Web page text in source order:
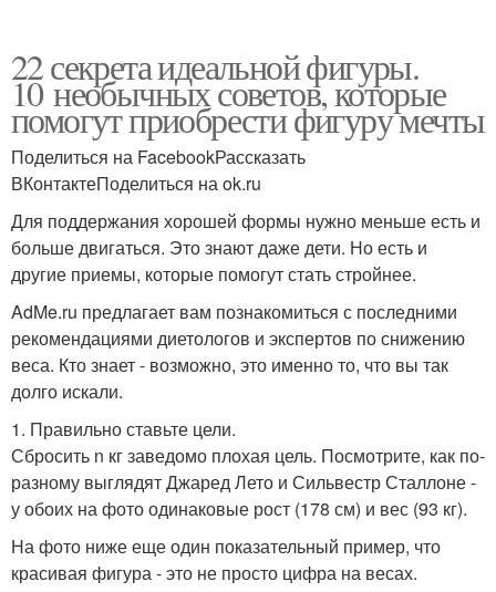
22 секрета идеальной фигуры.
10 необычных советов, которые
помогут приобрести фигуру мечты
Поделиться на FacebookРассказать
ВКонтактеПоделиться на ok.ru
Для поддержания хорошей формы нужно меньше есть и
больше двигаться. Это знают даже дети. Но есть и
другие приемы, которые помогут стать стройнее.
AdMe.ru предлагает вам познакомиться с последними
рекомендациями диетологов и экспертов по снижению
веса. Кто знает - возможно, это именно то, что вы так
долго искали.
1. Правильно ставьте цели.
Сбросить n кг заведомо плохая цель. Посмотрите, как по-
разному выглядят Джаред Лето и Сильвестр Сталлоне -
у обоих на фото одинаковые рост (178 см) и вес (93 кг).
На фото ниже еще один показательный пример, что
красивая фигура - это не просто цифра на весах.